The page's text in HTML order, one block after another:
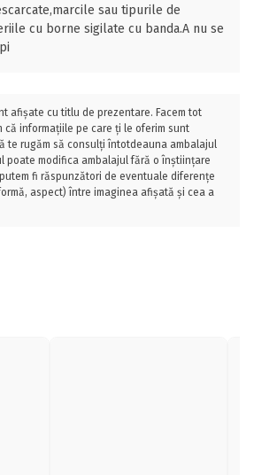
sau tipurile de
cu borne sigilate cu banda.A nu se
afișate cu titlu de prezentare. Facem tot
că informațiile pe care ți le oferim sunt
te rugăm să consulți întotdeauna ambalajul
poate modifica ambalajul fără o înștiințare
fi răspunzători de eventuale diferențe
aspect) între imaginea afișată și cea a